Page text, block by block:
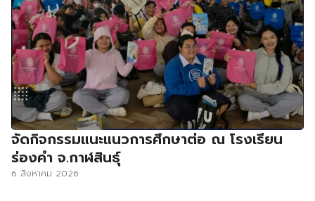
จัดกิจกรรมแนะแนวการศึกษาต่อ ณ โรงเรียน
ร่องคำ จ.กาฬสินธุ์
6 สิงหาคม 2026